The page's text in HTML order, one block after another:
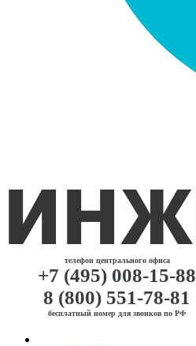
телефон центрального офиса
+7 (495) 008-15-88
8 (800) 551-78-81
бесплатный номер для звонков по РФ